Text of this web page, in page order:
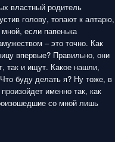
властный родитель
голову, топают к алтарю,
если папенька
– это точно. Как
впервые? Правильно, они
так и ищут. Какое нашли,
буду делать я? Ну тоже, в
именно так, как
со мной лишь